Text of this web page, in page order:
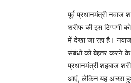
पूर्व प्रधानमंत्री नवाज
शरीफ की इस टिप्पणी
में देखा जा रहा है।
संबंधों को बेहतर करने के
प्रधानमंत्री शहबाज
आएं, लेकिन यह अच्छा